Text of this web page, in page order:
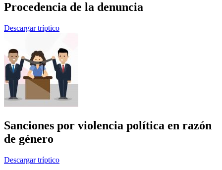
Procedencia de la denuncia
Descargar tríptico
Sanciones por violencia política en razón
de género
Descargar tríptico